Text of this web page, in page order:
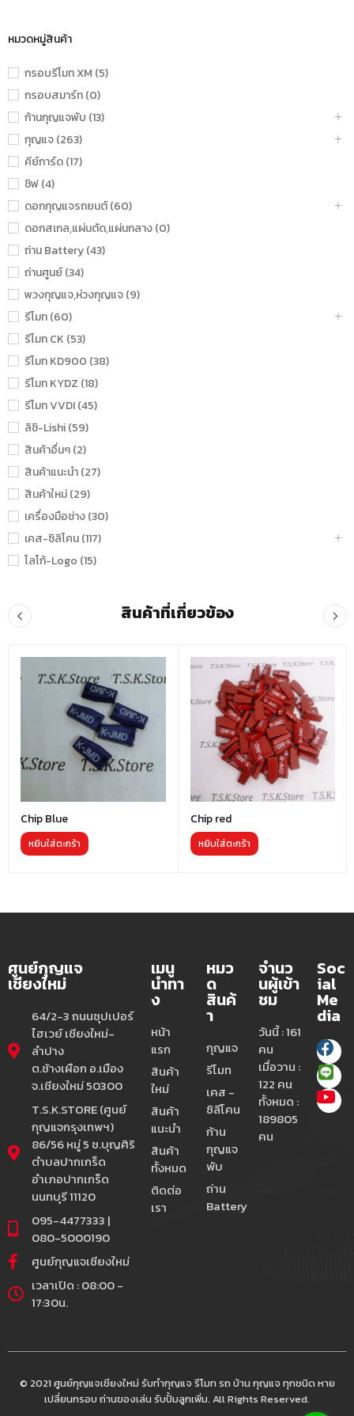
หมวดหมู่สินค้า
กรอบรีโมท XM (5)
กรอบสมาร์ท (0)
ก้านกุญแจพับ (13)
กุญแจ (263)
คีย์การ์ด (17)
ชิฟ (4)
ดอกกุญแจรถยนต์ (60)
ดอกสเกล,แผ่นตัด,แผ่นกลาง (0)
ถ่าน Battery (43)
ถ่านศูนย์ (34)
พวงกุญแจ,ห่วงกุญแจ (9)
รีโมท (60)
รีโมท CK (53)
รีโมท KD900 (38)
รีโมท KYDZ (18)
รีโมท VVDI (45)
ลิชิ-Lishi (59)
สินค้าอื่นๆ (2)
สินค้าแนะนำ (27)
สินค้าใหม่ (29)
เครื่องมือช่าง (30)
เคส-ซิลิโคน (117)
โลโก้-Logo (15)
สินค้าที่เกี่ยวข้อง
Chip Blue
หยิบใส่ตะกร้า
Chip red
หยิบใส่ตะกร้า
ศูนย์กุญแจ
เชียงใหม่
64/2-3 ถนนซุปเปอร์
ไฮเวย์ เชียงใหม่-
ลำปาง
ต.ช้างเผือก อ.เมือง
จ.เชียงใหม่ 50300
T.S.K.STORE (ศูนย์
กุญแจกรุงเทพฯ)
86/56 หมู่ 5 ซ.บุญศิริ
ตำบลปากเกร็ด
อำเภอปากเกร็ด
นนทบุรี 11120
095-4477333 |
080-5000190
ศูนย์กุญแจเชียงใหม่
เวลาเปิด : 08:00 -
17:30น.
เมนู
นำทา
ง
หน้า
แรก
สินค้า
ใหม่
สินค้า
แนะนำ
สินค้า
ทั้งหมด
ติดต่อ
เรา
หมว
ด
สินค้
า
กุญแจ
รีโมท
เคส -
ซิลีโคน
ก้าน
กุญแจ
พับ
ถ่าน
Battery
จำนว
นผู้เข้า
ชม
วันนี้ : 161
คน
เมื่อวาน :
122 คน
ทั้งหมด :
189805
คน
Soc
ial
Me
dia
© 2021 ศูนย์กุญแจเชียงใหม่ รับทำกุญแจ รีโมท รถ บ้าน กุญแจ ทุกชนิด หาย
เปลี่ยนกรอบ ถ่านของเล่น รับปั้มลูกเพิ่ม. All Rights Reserved.